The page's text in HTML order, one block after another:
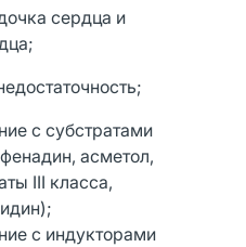
сердца и
с субстратами
асметол,
III класса,
);
с индукторами